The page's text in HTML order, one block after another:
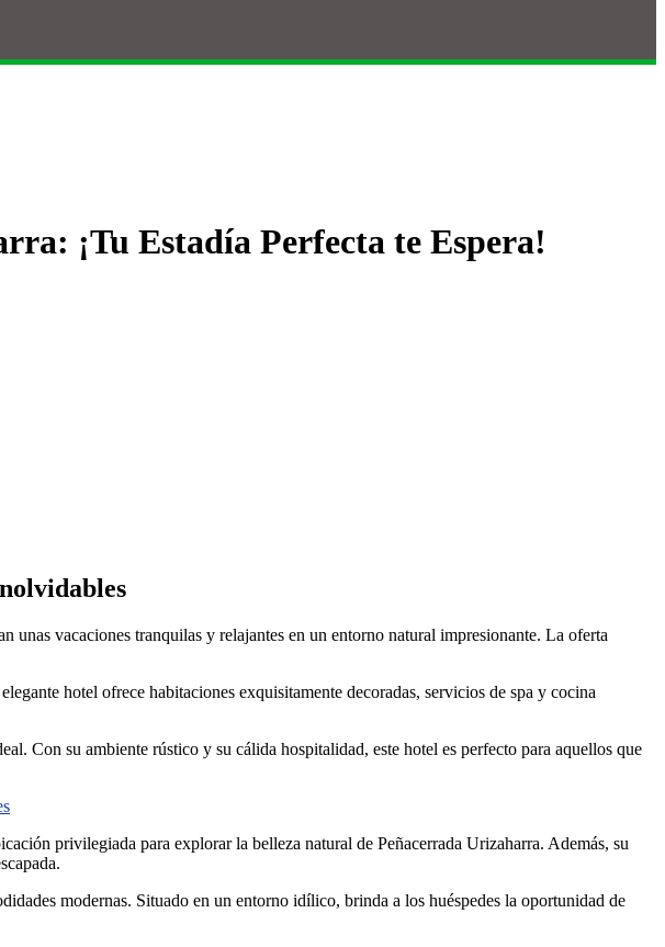
¡Tu Estadía Perfecta te Espera!
unas vacaciones tranquilas y relajantes en un entorno natural impresionante. La oferta
hotel ofrece habitaciones exquisitamente decoradas, servicios de spa y cocina
Con su ambiente rústico y su cálida hospitalidad, este hotel es perfecto para aquellos que
privilegiada para explorar la belleza natural de Peñacerrada Urizaharra. Además, su
modernas. Situado en un entorno idílico, brinda a los huéspedes la oportunidad de